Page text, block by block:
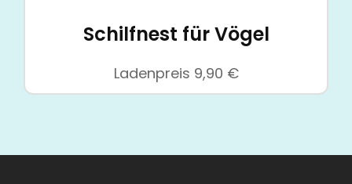
Schilfnest für Vögel
Ladenpreis 9,90 €